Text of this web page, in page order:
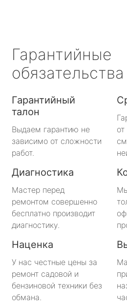
Гарантийные
обязательства
Гарантийный
талон
Выдаем гарантию не
зависимо от сложности
работ.
Диагностика
Мастер перед
ремонтом совершенно
бесплатно производит
диагностику.
Наценка
У нас честные цены за
ремонт садовой и
бензиновой техники без
обмана.